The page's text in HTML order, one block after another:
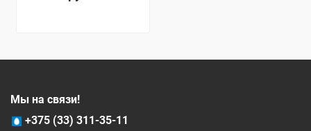
Мы на связи!
+375 (33) 311-35-11